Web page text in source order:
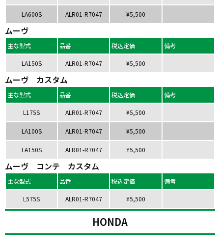
LA600S ALR01-R7047 ¥5,500
ムーヴ
主な型式 品番 税込定価 備考
LA150S ALR01-R7047 ¥5,500
ムーヴ カスタム
主な型式 品番 税込定価 備考
L175S ALR01-R7047 ¥5,500
LA100S ALR01-R7047 ¥5,500
LA150S ALR01-R7047 ¥5,500
ムーヴ コンテ カスタム
主な型式 品番 税込定価 備考
L575S ALR01-R7047 ¥5,500
HONDA